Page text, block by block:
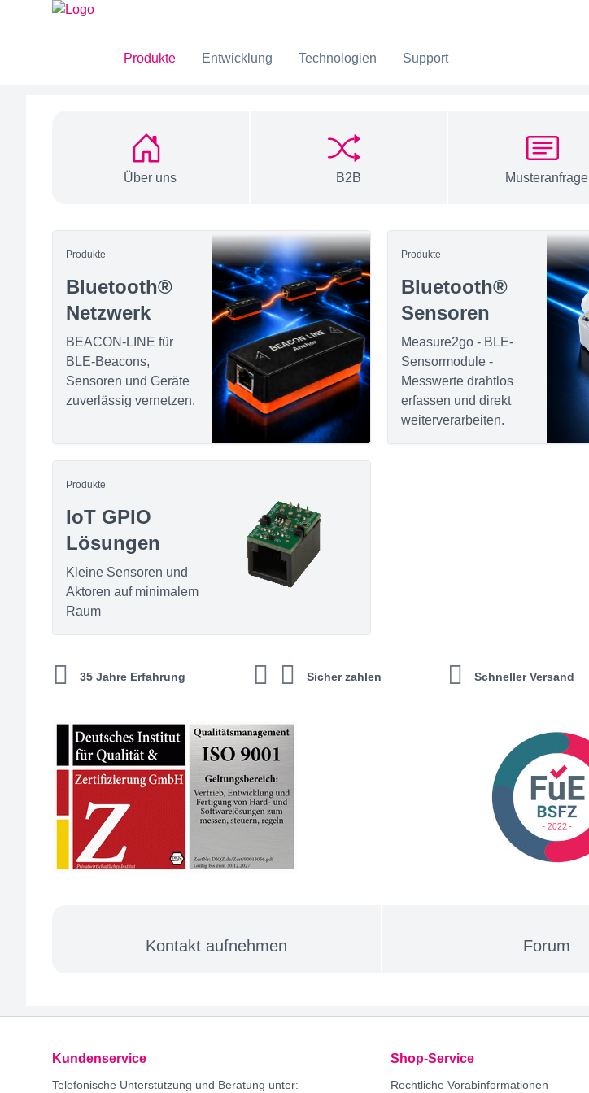
taskit GmbH
Produkte Entwicklung Technologien Support
Über uns B2B Musteranfrage
Produkte
Bluetooth®
Netzwerk
BEACON-LINE für
BLE-Beacons,
Sensoren und Geräte
zuverlässig vernetzen.
Produkte
Bluetooth®
Sensoren
Measure2go - BLE-
Sensormodule -
Messwerte drahtlos
erfassen und direkt
weiterverarbeiten.
Produkte
IoT GPIO
Lösungen
Kleine Sensoren und
Aktoren auf minimalem
Raum
35 Jahre Erfahrung Sicher zahlen Schneller Versand
Kontakt aufnehmen Forum
Kundenservice
Telefonische Unterstützung und Beratung unter:
Shop-Service
Rechtliche Vorabinformationen